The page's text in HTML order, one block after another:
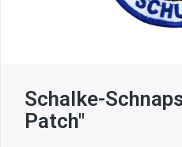
Schalke-
Patch"